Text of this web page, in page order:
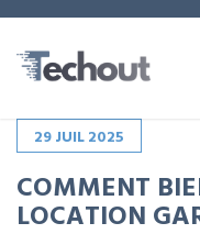
29JUIL2025
COMMENT
LOCATION